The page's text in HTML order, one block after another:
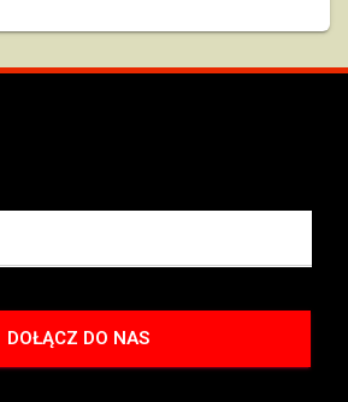
DOŁĄCZ DO NAS